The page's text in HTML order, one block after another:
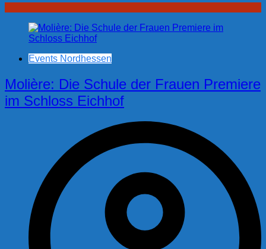
Events Nordhessen
Molière: Die Schule der Frauen Premiere
im Schloss Eichhof